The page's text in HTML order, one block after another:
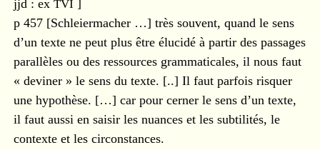
jjd : ex TVI ]
p 457 [Schleiermacher …] très souvent, quand le sens
d’un texte ne peut plus être élucidé à partir des passages
parallèles ou des ressources grammaticales, il nous faut
« deviner » le sens du texte. [..] Il faut parfois risquer
une hypothèse. […] car pour cerner le sens d’un texte,
il faut aussi en saisir les nuances et les subtilités, le
contexte et les circonstances.